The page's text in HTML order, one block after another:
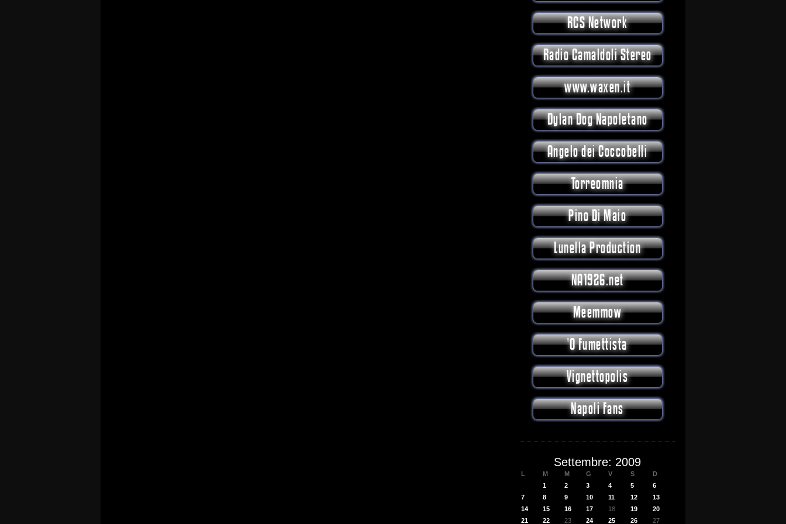
RCS Network
Radio Camaldoli Stereo
www.waxen.it
Dylan Dog Napoletano
Angelo dei Coccobelli
Torreomnia
Pino Di Maio
Lunella Production
NA1926.net
Meemmow
'O Fumettista
Vignettopolis
Napoli Fans
Settembre: 2009
L M M G V S
D
1
2 3 4 5
6
7
8 9 10 11 12
13
14
15 16 17 18 19
20
21
22 23 24 25 26 27